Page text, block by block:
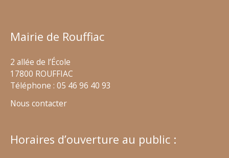
Mairie de Rouffiac
2 allée de l’École
17800 ROUFFIAC
Téléphone : 05 46 96 40 93
Nous contacter
Horaires d’ouverture au public :